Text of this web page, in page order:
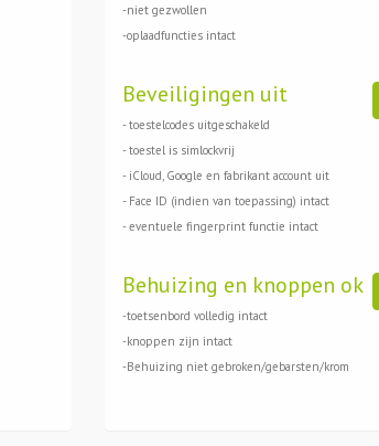
-niet gezwollen
-oplaadfuncties intact
Beveiligingen uit
- toestelcodes uitgeschakeld
- toestel is simlockvrij
- iCloud, Google en fabrikant account uit
- Face ID (indien van toepassing) intact
- eventuele fingerprint functie intact
Behuizing en knoppen ok
-toetsenbord volledig intact
-knoppen zijn intact
-Behuizing niet gebroken/gebarsten/krom